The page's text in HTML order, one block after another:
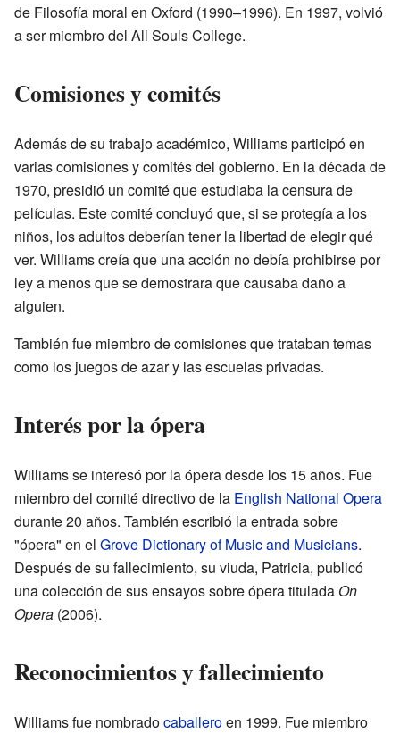
de Filosofía moral en Oxford (1990–1996). En 1997, volvió
a ser miembro del All Souls College.
Comisiones y comités
Además de su trabajo académico, Williams participó en
varias comisiones y comités del gobierno. En la década de
1970, presidió un comité que estudiaba la censura de
películas. Este comité concluyó que, si se protegía a los
niños, los adultos deberían tener la libertad de elegir qué
ver. Williams creía que una acción no debía prohibirse por
ley a menos que se demostrara que causaba daño a
alguien.
También fue miembro de comisiones que trataban temas
como los juegos de azar y las escuelas privadas.
Interés por la ópera
Williams se interesó por la ópera desde los 15 años. Fue
miembro del comité directivo de la English National Opera
durante 20 años. También escribió la entrada sobre
"ópera" en el Grove Dictionary of Music and Musicians.
Después de su fallecimiento, su viuda, Patricia, publicó
una colección de sus ensayos sobre ópera titulada On
Opera (2006).
Reconocimientos y fallecimiento
Williams fue nombradocaballeroen 1999. Fue miembro